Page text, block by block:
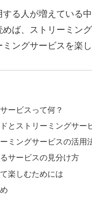
る人が増えている
ば、ストリーミン
ングサービスを楽し
ービスって何？
とストリーミングサー
ミングサービスの活用
サービスの見分け方
楽しむためには